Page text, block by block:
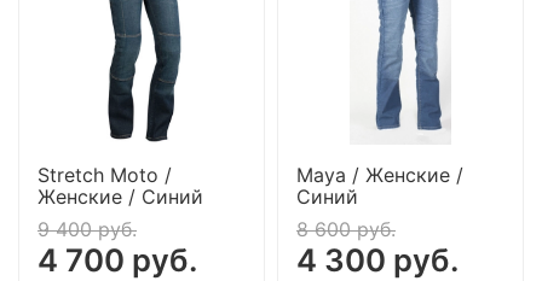
Stretch Moto /
Женские / Синий
9 400 руб.
4 700 руб.
Maya / Женские /
Синий
8 600 руб.
4 300 руб.